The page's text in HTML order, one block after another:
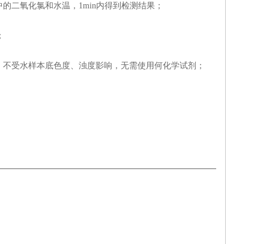
二氧化氯和水温，1min内得到检测结果；
受水样本底色度、浊度影响，无需使用何化学试剂；